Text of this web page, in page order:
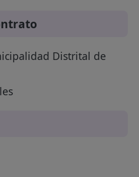
Distrital de